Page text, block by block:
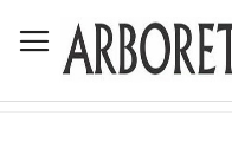
to
Content